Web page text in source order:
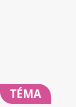
TÉMA